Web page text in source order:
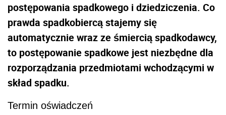
postępowania spadkowego i dziedziczenia. Co
prawda spadkobiercą stajemy się
automatycznie wraz ze śmiercią spadkodawcy,
to postępowanie spadkowe jest niezbędne dla
rozporządzania przedmiotami wchodzącymi w
skład spadku.
Termin oświadczeń